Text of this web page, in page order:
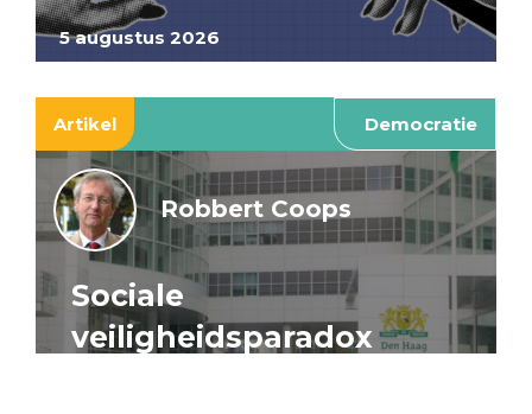
5 augustus 2026
Artikel Democratie
Robbert Coops
Sociale
veiligheidsparadox